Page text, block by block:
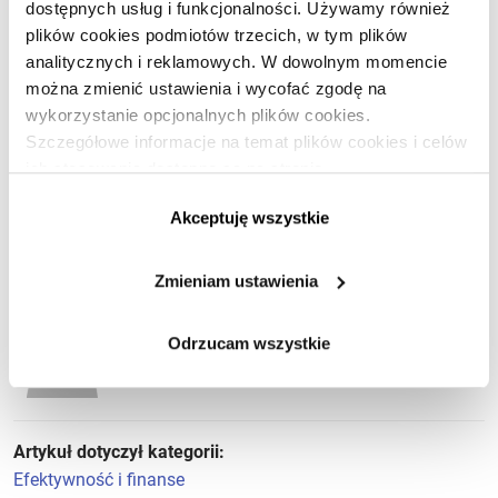
dostępnych usług i funkcjonalności. Używamy również
plików cookies podmiotów trzecich, w tym plików
analitycznych i reklamowych. W dowolnym momencie
można zmienić ustawienia i wycofać zgodę na
wykorzystanie opcjonalnych plików cookies.
Szczegółowe informacje na temat plików cookies i celów
ich stosowania dostępne są na stronie
Akceptuję wszystkie
Zmieniam ustawienia
Odrzucam wszystkie
Dołącz do subskrybentów i korzystaj z treści
Premium!
Dołącz do ICAN Business Insight!
Artykuł dotyczył kategorii:
Efektywność i finanse